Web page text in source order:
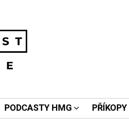
PODCASTY HMG